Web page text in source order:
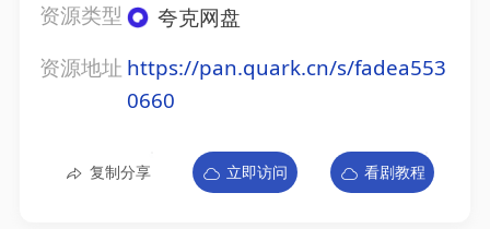
资源类型
夸克网盘
资源地址 https://pan.quark.cn/s/fadea553
0660
复制分享 立即访问 看剧教程